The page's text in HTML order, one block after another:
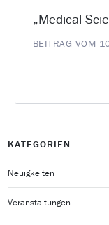
„Medical
BEITRAG VOM
KATEGORIEN
Neuigkeiten
Veranstaltungen